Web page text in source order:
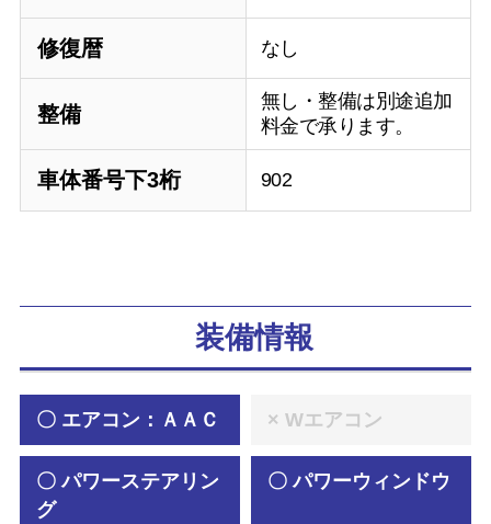
修復暦 なし
整備
無し・整備は別途追加
料金で承ります。
車体番号下3桁 902
装備情報
〇 エアコン：ＡＡＣ × Wエアコン
〇 パワーステアリン
グ
〇 パワーウィンドウ